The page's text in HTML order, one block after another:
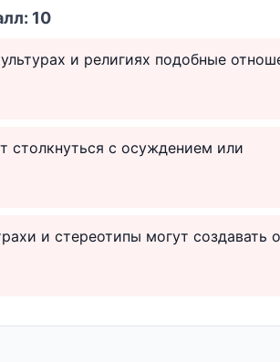
10
и религиях подобные
столкнуться с осуждением или
и стереотипы могут создавать